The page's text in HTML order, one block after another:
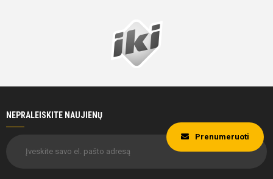
NEPRALEISKITE NAUJIENŲ
Prenumeruoti